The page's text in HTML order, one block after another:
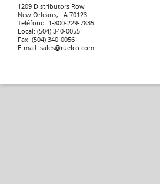
1209 Distributors Row
New Orleans, LA 70123
Teléfono: 1-800-229-7835
Local: (504) 340-0055
Fax: (504) 340-0056
E-mail: sales@ruelco.com